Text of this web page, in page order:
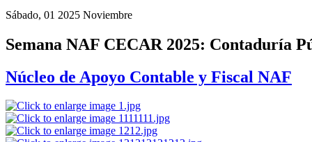
Sábado, 01 2025 Noviembre
Semana NAF CECAR 2025: Contaduría
Núcleo de Apoyo Contable y Fiscal NAF